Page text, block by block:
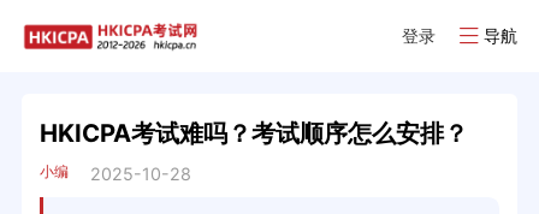
登录 导航
HKICPA考试难吗？考试顺序怎么安排？
小编 2025-10-28